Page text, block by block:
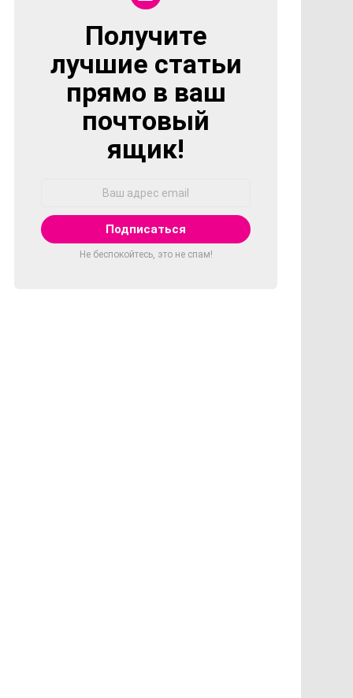
NEWSLETTER
Получите
лучшие статьи
прямо в ваш
почтовый
ящик!
Не беспокойтесь, это не спам!